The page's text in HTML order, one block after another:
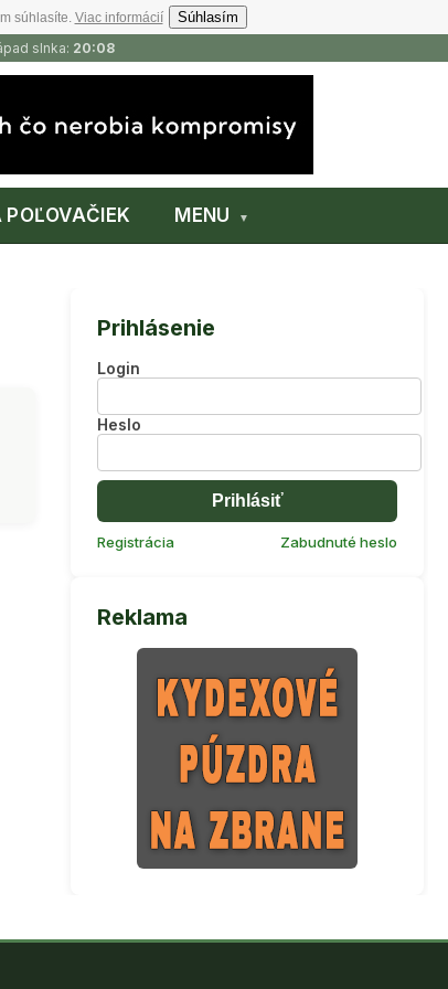
súhlasíte. Viac informácií
Súhlasím
slnka: 20:08
POĽOVAČIEK MENU
Prihlásenie
Login
Heslo
Prihlásiť
Registrácia Zabudnuté heslo
Reklama